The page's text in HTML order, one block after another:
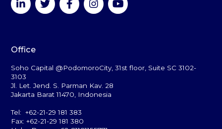
Office
Soho Capital @PodomoroCity, 31st floor, Suite SC 3102-
3103
Jl. Let. Jend. S. Parman Kav. 28
Jakarta Barat 11470, Indonesia
Tel: +62-21-29 181 383
Fax: +62-21-29 181 380